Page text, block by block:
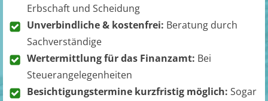
Erbschaft und Scheidung
Unverbindliche & kostenfrei: Beratung durch
Sachverständige
Wertermittlung für das Finanzamt: Bei
Steuerangelegenheiten
Besichtigungstermine kurzfristig möglich: Sogar